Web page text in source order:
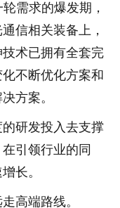
需求的爆发期，
信相关装备上，
术已拥有全套完
不断优化方案和
方案。
研发投入去支撑
引领行业的同
长。
高端路线。